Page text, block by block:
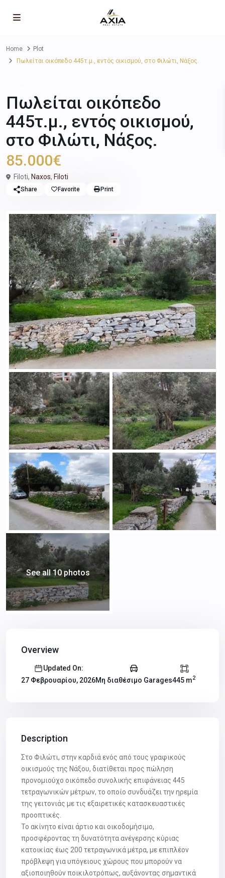
Home
Plot
Πωλείται οικόπεδο 445τ.μ., εντός οικισμού, στο Φιλώτι, Νάξος.
Πωλείται οικόπεδο
445τ.μ., εντός οικισμού,
στο Φιλώτι, Νάξος.
85.000€
Filoti, Naxos, Filoti
Share Favorite Print
See all 10 photos
Overview
Updated On:
27 Φεβρουαρίου, 2026Μη διαθέσιμο Garages445 m2
Description
Στο Φιλώτι, στην καρδιά ενός από τους γραφικούς
οικισμούς της Νάξου, διατίθεται προς πώληση
προνομιούχο οικόπεδο συνολικής επιφάνειας 445
τετραγωνικών μέτρων, το οποίο συνδυάζει την ηρεμία
της γειτονιάς με τις εξαιρετικές κατασκευαστικές
προοπτικές.
Το ακίνητο είναι άρτιο και οικοδομήσιμο,
προσφέροντας τη δυνατότητα ανέγερσης κύριας
κατοικίας έως 200 τετραγωνικά μέτρα, με επιπλέον
πρόβλεψη για υπόγειους χώρους που μπορούν να
αξιοποιηθούν ποικιλοτρόπως, αυξάνοντας σημαντικά